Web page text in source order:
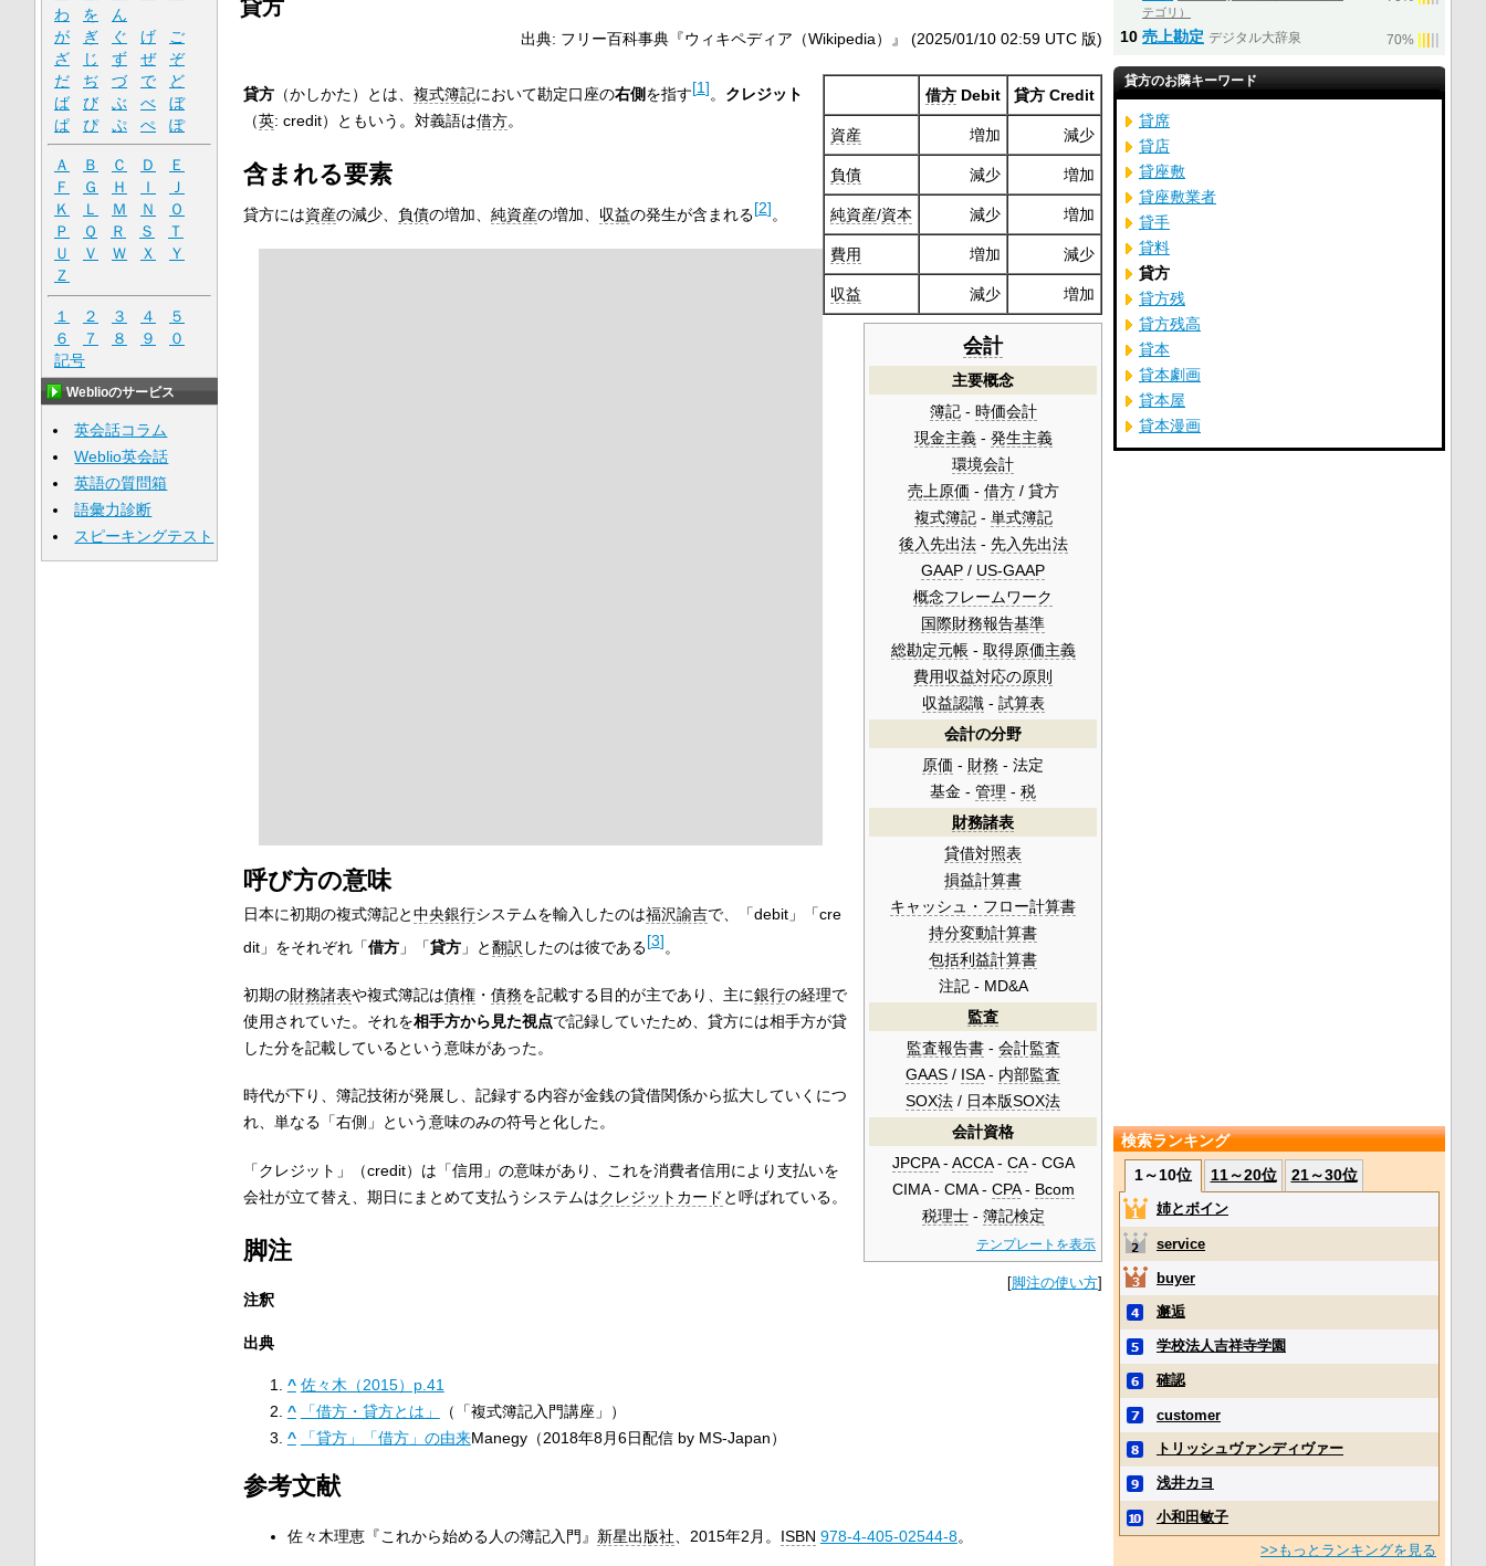
貸方
出典: フリー百科事典『ウィキペディア（Wikipedia）』 (2025/01/10 02:59 UTC 版)
借方 Debit 貸方 Credit
資産 増加 減少
負債 減少 増加
純資産/資本 減少 増加
費用 増加 減少
収益 減少 増加
会計
主要概念
簿記- 時価会計
現金主義- 発生主義
環境会計
売上原価 - 借方/ 貸方
複式簿記- 単式簿記
後入先出法- 先入先出法
GAAP / US-GAAP
概念フレームワーク
国際財務報告基準
総勘定元帳- 取得原価主義
費用収益対応の原則
収益認識- 試算表
会計の分野
原価 - 財務 - 法定
基金 - 管理 - 税
財務諸表
貸借対照表
損益計算書
キャッシュ・フロー計算書
持分変動計算書
包括利益計算書
注記 - MD&A
監査
監査報告書- 会計監査
GAAS / ISA- 内部監査
SOX法 / 日本版SOX法
会計資格
JPCPA- ACCA- CA- CGA
CIMA - CMA - CPA- Bcom
税理士- 簿記検定
テンプレートを表示
貸方（かしかた）とは、 複式簿記において勘定口座の右側を指す[1]。 クレジット
（英: credit）ともいう。対義語は借方。
含まれる要素
貸方には資産の減少、 負債の増加、 純資産の増加、 収益の発生が含まれる[2]。
呼び方の意味
日本に初期の複式簿記と中央銀行システムを輸入したのは福沢諭吉で、「debit」「cre
dit」をそれぞれ「借方」「貸方」と翻訳 したのは彼である[3]。
初期の財務諸表や複式簿記は債権・ 債務を記載する目的が主であり、主に銀行の経理で
使用されていた。それを相手方から見た視点で記録していたため、貸方には相手方が貸
した分を記載しているという意味があった。
時代が下り、簿記技術が発展し、記録する内容が金銭の貸借関係から拡大していくにつ
れ、単なる「右側」という意味のみの符号と化した。
「クレジット」（credit）は「信用」の意味があり、これを消費者信用により支払いを
会社が立て替え、期日にまとめて支払うシステムはクレジットカード と呼ばれている。
脚注
[脚注の使い方]
注釈
出典
^ 佐々木（2015）p.41
^
「借方・貸方とは」
（「複式簿記入門講座」）
^
「貸方」「借方」の由来Manegy（2018年8月6日配信 by MS-Japan）
参考文献
佐々木理恵『これから始める人の簿記入門』 新星出版社 、2015年2月。 ISBN 978-4-405-02544-8。
わ
を
ん
が
ぎ ぐ げ
ご
ざ
じ ず ぜ
ぞ
だ
ぢ づ で
ど
ば
び ぶ べ
ぼ
ぱ
ぴ ぷ ぺ ぽ
Ａ Ｂ Ｃ Ｄ
Ｅ
Ｆ
Ｇ Ｈ Ｉ
Ｊ
Ｋ
Ｌ Ｍ Ｎ
Ｏ
Ｐ
Ｑ Ｒ Ｓ
Ｔ
Ｕ
Ｖ Ｗ Ｘ
Ｙ
Ｚ
１ ２ ３ ４
５
６
７ ８ ９
０
記号
Weblioのサービス
英会話コラム
Weblio英会話
英語の質問箱
語彙力診断
スピーキングテスト
テゴリ）
10 売上勘定 デジタル大辞泉 70%
貸方のお隣キーワード
貸席
貸店
貸座敷
貸座敷業者
貸手
貸料
貸方
貸方残
貸方残高
貸本
貸本劇画
貸本屋
貸本漫画
検索ランキング
1～10位
11～20位 21～30位
姉とボイン
service
buyer
邂逅
学校法人吉祥寺学園
確認
customer
トリッシュヴァンディヴァー
浅井カヨ
小和田敏子
>>もっとランキングを見る